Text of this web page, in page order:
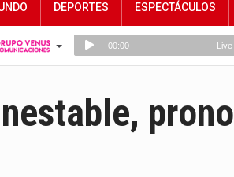
DEPORTES ESPECTÁCULOS